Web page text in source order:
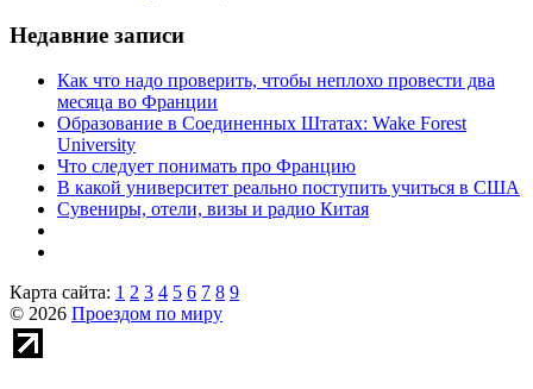
Недавние записи
Как что надо проверить, чтобы неплохо провести два
месяца во Франции
Образование в Соединенных Штатах: Wake Forest
University
Что следует понимать про Францию
В какой университет реально поступить учиться в США
Сувениры, отели, визы и радио Китая
Карта сайта: 1 2 3 4 5 6 7 8 9
© 2026 Проездом по миру